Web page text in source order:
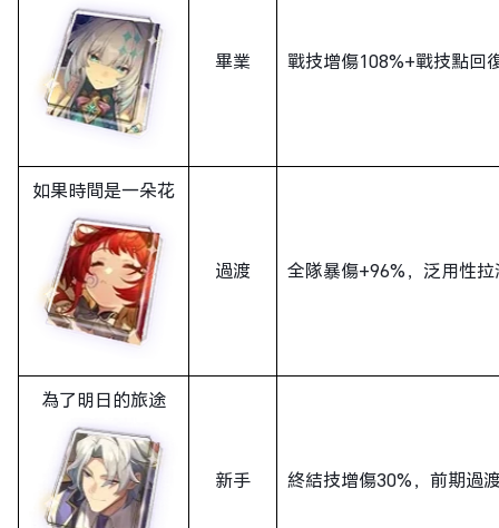
畢業 戰技增傷108%+戰技點回
如果時間是一朵花
過渡 全隊暴傷+96%，泛用性拉
為了明日的旅途
新手 終結技增傷30%，前期過